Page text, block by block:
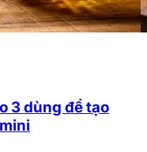
3 dùng để tạo